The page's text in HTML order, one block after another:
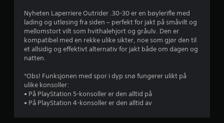
e
n
k
e
l
D
e
t
t
i
l
Nyheten Laperriere Outrider .30-30 er en bøylerifle med
lading og utløsing fra siden – perfekt for jakt på småvilt og
mellomstort vilt som hvithalehjort og gråulv. Den er
kompatibel med en rekke ulike sikter, noe som gjør den til
et allsidig og effektivt alternativ for jakt både om dagen og
natten.
*Obs! Funksjonen med spor i dyp snø fungerer ulikt på
ulike konsoller:
• På PlayStation 5-konsoller er den alltid på
• På PlayStation 4-konsoller er den alltid av